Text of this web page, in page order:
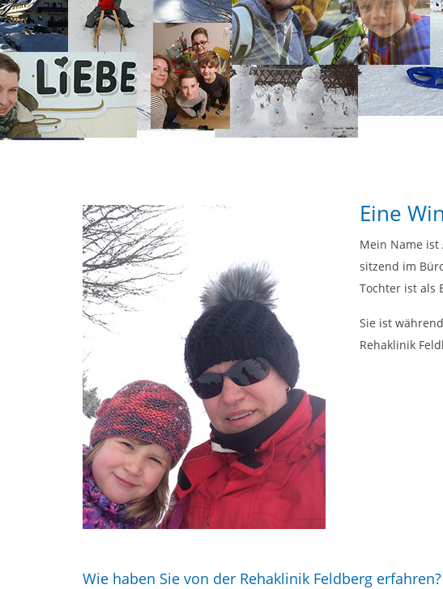
Eine
Mein Name ist
sitzend im
Tochter ist als
Sie ist
Rehaklinik
Wie haben Sie von der Rehaklinik Feldberg